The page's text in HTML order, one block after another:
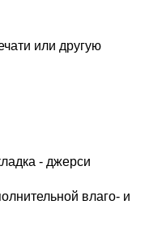
или другую
- джерси
влаго- и